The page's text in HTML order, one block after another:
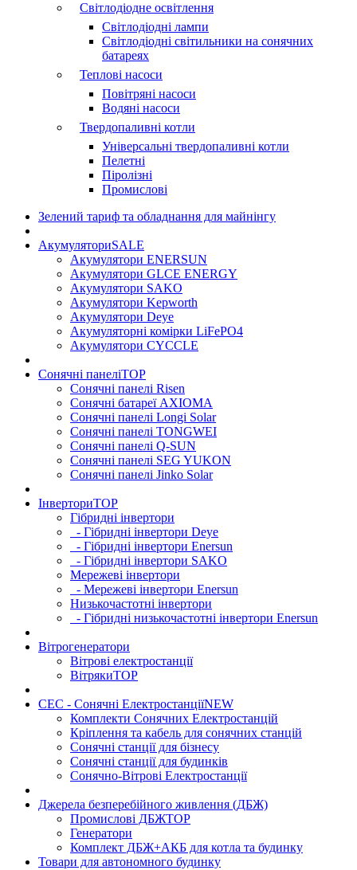
Світлодіодне освітлення
Світлодіодні лампи
Світлодіодні світильники на сонячних
батареях
Теплові насоси
Повітряні насоси
Водяні насоси
Твердопаливні котли
Універсальні твердопаливні котли
Пелетні
Піролізні
Промислові
Зелений тариф та обладнання для майнінгу
АкумуляториSALE
Акумулятори ENERSUN
Акумулятори GLCE ENERGY
Акумулятори SAKO
Акумулятори Kepworth
Акумулятори Deye
Акумуляторні комірки LiFePO4
Акумулятори CYCCLE
Сонячні панеліTOP
Сонячні панелі Risen
Сонячні батареї AXIOMA
Сонячні панелі Longi Solar
Сонячні панелі TONGWEI
Сонячні панелі Q-SUN
Сонячні панелі SEG YUKON
Сонячні панелі Jinko Solar
ІнверториTOP
Гібридні інвертори
- Гібридні інвертори Deye
- Гібридні інвертори Enersun
- Гібридні інвертори SAKO
Мережеві інвертори
- Мережеві інвертори Enersun
Низькочастотні інвертори
- Гібридні низькочастотні інвертори Enersun
Вітрогенератори
Вітрові електростанції
ВітрякиTOP
СЕС - Сонячні ЕлектростанціїNEW
Комплекти Сонячних Електростанцій
Кріплення та кабель для сонячних станцій
Сонячні станції для бізнесу
Сонячні станції для будинків
Сонячно-Вітрові Електростанції
Джерела безперебійного живлення (ДБЖ)
Промислові ДБЖTOP
Генератори
Комплект ДБЖ+АКБ для котла та будинку
Товари для автономного будинку